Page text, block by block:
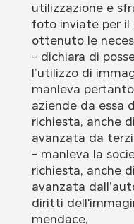
utilizzazione e
foto inviate per il
ottenuto le
- dichiara di
l’utilizzo di
manleva
aziende da essa
richiesta, anche
avanzata da
- manleva la
richiesta, anche
avanzata
diritti
mendace,